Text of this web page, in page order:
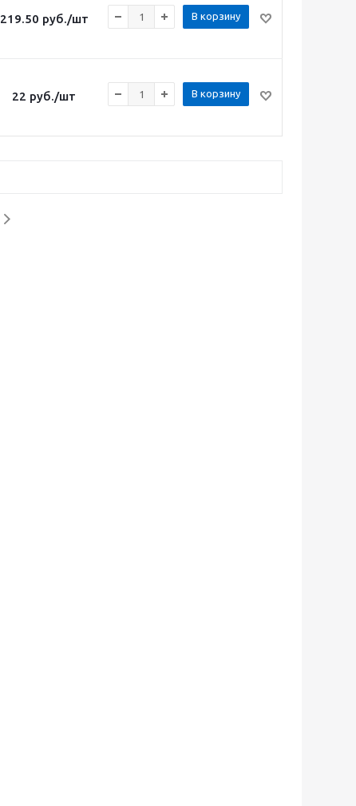
219.50 руб./шт В корзину
22 руб./шт В корзину